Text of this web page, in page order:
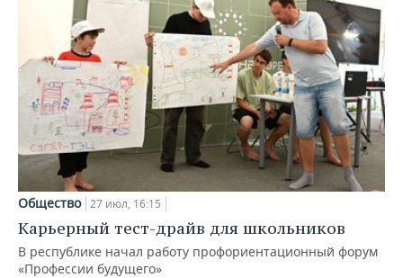
Общество 27 июл, 16:15
Карьерный тест-драйв для школьников
В республике начал работу профориентационный форум
«Профессии будущего»